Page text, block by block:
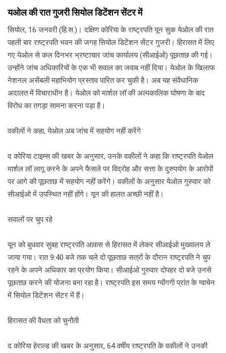
यओल की रात गुजरी सियोल डिटेंशन सेंटर में
सियोल, 16 जनवरी (हि.स.)। दक्षिण कोरिया के राष्ट्रपति यून सुक येओल की रात
पहली बार राष्ट्रपति भवन की जगह सियोल डिटेंशन सेंटर गुजरी। हिरासत में लिए
गए येओल से कल दिनभर भ्रष्टाचार जांच कार्यालय (सीआईओ) पूछताछ की गई।
उन्होंने जांच अधिकारियों के एक भी सवाल का जवाब नहीं दिया। येओल के खिलाफ
नेशनल असेंबली महाभियोग प्रस्ताव पारित कर चुकी है। अब यह संवैधानिक
अदालत में विचाराधीन है। येओल को मार्शल लॉ की अल्पकालिक घोषणा के बाद
विरोध का तगड़ा सामना करना पड़ा है।
वकीलों ने कहा, येओल अब जांच में सहयोग नहीं करेंगे
द कोरिया टाइम्स की खबर के अनुसार, उनके वकीलों ने कहा कि राष्ट्रपति येओल
मार्शल लॉ लागू करने के अपने फैसले पर विद्रोह और सत्ता के दुरुपयोग के आरोपों
पर आगे की पूछताछ में सहयोग नहीं करेंगे। वकीलों के अनुसार येओल गुरुवार को
सीआईओ में उपस्थित नहीं होंगे। यून की हालत अच्छी नहीं है।
सवालों पर चुप रहे
यून को बुधवार सुबह राष्ट्रपति आवास से हिरासत में लेकर सीआईओ मुख्यालय ले
जाया गया। रात 9:40 बजे तक चले दो पूछताछ सत्रों के दौरान राष्ट्रपति ने चुप
रहने के अपने अधिकार का प्रयोग किया। सीआईओ गुरुवार दोपहर दो बजे उनसे
पूछताछ करने की योजना बना रहा है। राष्ट्रपति इस समय ग्योंगगी प्रांत के ग्वाचेन
में सियोल डिटेंशन सेंटर में हैं।
हिरासत की वैधता को चुनौती
द कोरिया हेराल्ड की खबर के अनुसार, 64 वर्षीय राष्ट्रपति के वकीलों ने उनकी